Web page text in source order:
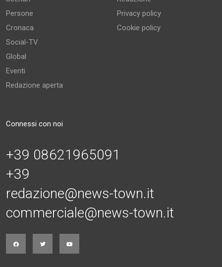
Persone
Cronaca
Social-TV
Global
Eventi
Redazione aperta
Privacy policy
Cookie policy
Connessi con noi
+39 08621965091
+39
redazione@news-town.it
commerciale@news-town.it